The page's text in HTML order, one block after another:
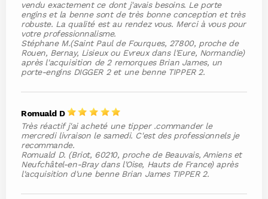
vendu exactement ce dont j'avais besoins. Le porte
engins et la benne sont de très bonne conception et très
robuste. La qualité est au rendez vous. Merci à vous pour
votre professionnalisme.
Stéphane M.(Saint Paul de Fourques, 27800, proche de
Rouen, Bernay, Lisieux ou Evreux dans l'Eure, Normandie)
après l'acquisition de 2 remorques Brian James, un
porte-engins DIGGER 2 et une benne TIPPER 2.
Romuald D
Très réactif j'ai acheté une tipper .commander le
mercredi livraison le samedi. C'est des professionnels je
recommande.
Romuald D. (Briot, 60210, proche de Beauvais, Amiens et
Neufchâtel-en-Bray dans l'Oise, Hauts de France) après
l'acquisition d'une benne Brian James TIPPER 2.